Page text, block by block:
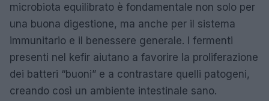
microbiota equilibrato è fondamentale non solo per
una buona digestione, ma anche per il sistema
immunitario e il benessere generale. I fermenti
presenti nel kefir aiutano a favorire la proliferazione
dei batteri “buoni” e a contrastare quelli patogeni,
creando così un ambiente intestinale sano.